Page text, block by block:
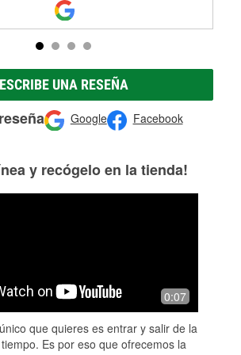
ESCRIBE UNA RESEÑA
Google Facebook
y recógelo en la tienda!
0:07
que quieres es entrar y salir de la
Es por eso que ofrecemos la